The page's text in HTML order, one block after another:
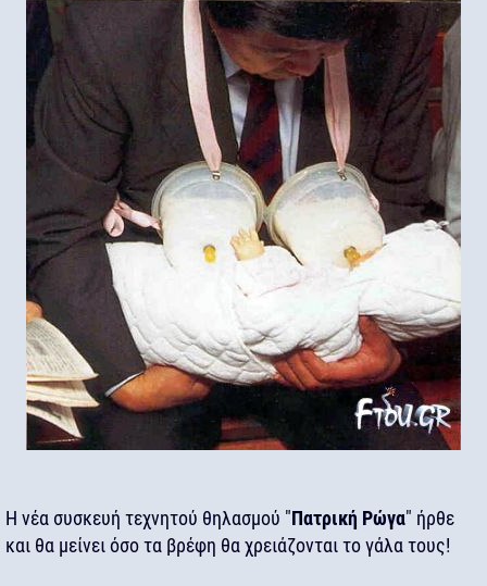
Η νέα συσκευή τεχνητού θηλασμού "Πατρική Ρώγα" ήρθε
και θα μείνει όσο τα βρέφη θα χρειάζονται το γάλα τους!